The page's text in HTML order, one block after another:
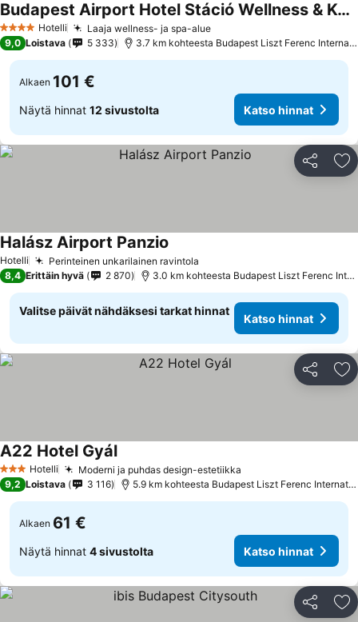
4 Tähtiluokitus
Hotelli Laaja wellness- ja spa-alue
Budapest Airport Hotel Stáció Wellness & Konferencia
9,0 Loistava 5 333 3.7 km kohteesta Budapest Liszt Ferenc International Airport
Alkaen 101 €
Näytä hinnat 12 sivustolta Katso hinnat
Jaa
Hotelli Perinteinen unkarilainen ravintola
Halász Airport Panzio
8,4 Erittäin hyvä 2 870 3.0 km kohteesta Budapest Liszt Ferenc International Airport
Valitse päivät nähdäksesi tarkat hinnat
Katso hinnat
Jaa
3 Tähtiluokitus
Hotelli Moderni ja puhdas design-estetiikka
A22 Hotel Gyál
9,2 Loistava 3 116 5.9 km kohteesta Budapest Liszt Ferenc International Airport
Alkaen 61 €
Näytä hinnat 4 sivustolta Katso hinnat
Jaa